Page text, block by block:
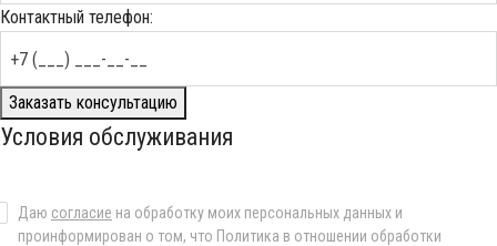
Контактный телефон:
Заказать консультацию
Условия обслуживания
Даю согласие на обработку моих персональных данных и
проинформирован о том, что Политика в отношении обработки